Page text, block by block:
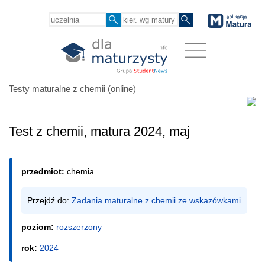
Testy maturalne z chemii (online)
Test z chemii, matura 2024, maj
przedmiot: chemia
Przejdź do: Zadania maturalne z chemii ze wskazówkami
poziom: rozszerzony
rok: 2024